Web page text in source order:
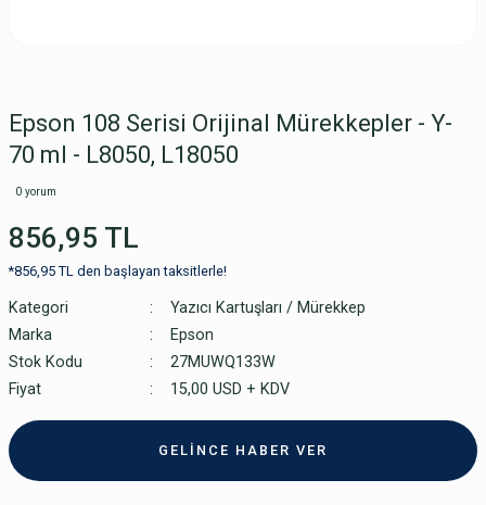
Epson 108 Serisi Orijinal Mürekkepler - Y-
70 ml - L8050, L18050
0 yorum
856,95 TL
*856,95 TL den başlayan taksitlerle!
Kategori
Yazıcı Kartuşları / Mürekkep
Marka
Epson
Stok Kodu
27MUWQ133W
Fiyat
15,00 USD + KDV
GELİNCE HABER VER